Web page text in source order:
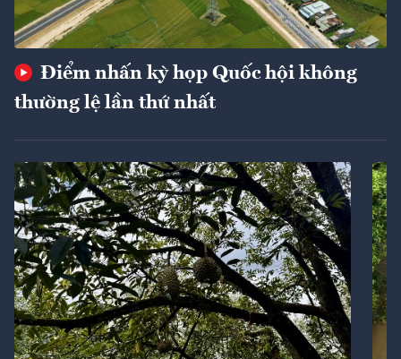
Điểm nhấn kỳ họp Quốc hội không
thường lệ lần thứ nhất